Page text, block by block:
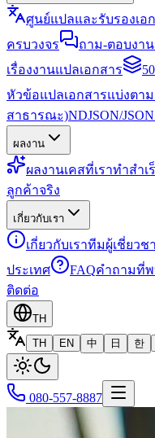
ศูนย์แปลและรับรองเอ
ครบวงจร
ถาม-ตอบงา
เรื่องงานแปลเอกสาร
หัวข้อแปลเอกสารแบ่งตาม
สาธารณะ)NDJSON/
ผลงาน
ผลงานเคสที่เราทำสำเ
ลูกค้าจริง
เกี่ยวกับเรา
เกี่ยวกับเราทีมผู้เชี่ยวช
ประเทศ
FAQคำถามที่
ติดต่อ
TH
TH
EN 中 日 한
080-557-8887